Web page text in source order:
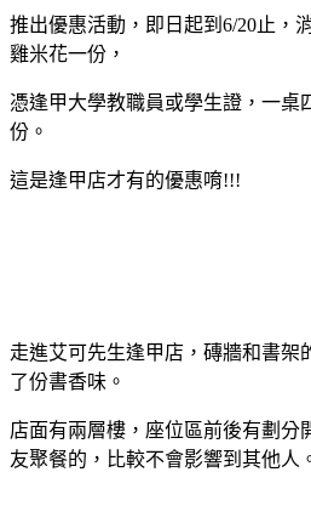
推出優惠活動，即日起到6/20止，
雞米花一份，
憑逢甲大學教職員或學生證，一桌
份。
這是逢甲店才有的優惠唷!!!
走進艾可先生逢甲店，磚牆和書架
了份書香味。
店面有兩層樓，座位區前後有劃分
友聚餐的，比較不會影響到其他人